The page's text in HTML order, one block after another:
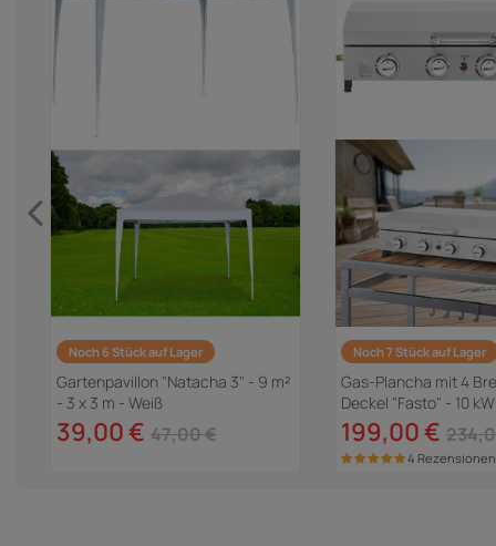
Noch 6 Stück auf Lager
Gartenpavillon "Natacha 3" - 9 m²
- 3 x 3 m - Weiß
39,00 € 47,00 €
Noch 7 Stück auf Lager
Gas-Plancha mit 4
Deckel "Fasto" - 10
199,00 €
4 Rezensionen